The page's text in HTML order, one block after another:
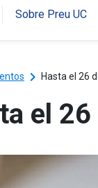
Sobre Preu UC
keyboard_arrow_right Hasta el 26
el